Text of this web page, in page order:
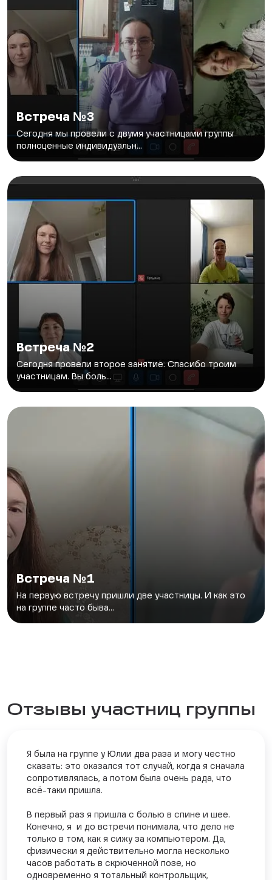
Встреча №3
Сегодня мы провели с двумя участницами группы
полноценные индивидуальн...
Встреча №2
Сегодня провели второе занятие. Спасибо троим
участницам. Вы боль...
Встреча №1
На первую встречу пришли две участницы. И как это
на группе часто быва...
Отзывы участниц группы
Я была на группе у Юлии два раза и могу честно
сказать: это оказался тот случай, когда я сначала
сопротивлялась, а потом была очень рада, что
всё-таки пришла.
В первый раз я пришла с болью в спине и шее.
Конечно, я и до встречи понимала, что дело не
только в том, как я сижу за компьютером. Да,
физически я действительно могла несколько
часов работать в скрюченной позе, но
одновременно я тотальный контрольщик,